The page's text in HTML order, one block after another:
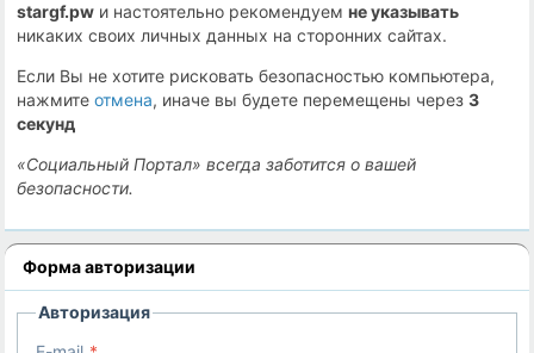
stargf.pw и настоятельно рекомендуемне указывать
никаких своих личных данных на сторонних сайтах.
Если Вы не хотите рисковать безопасностью компьютера,
нажмитеотмена, иначе вы будете перемещены через2
секунд
«Социальный Портал» всегда заботится о вашей
безопасности.
Форма авторизации
Авторизация